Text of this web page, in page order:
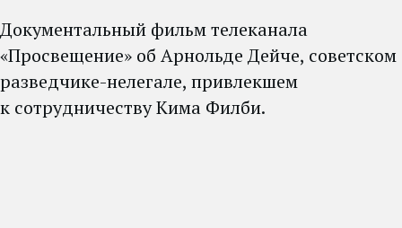
Документальный фильм телеканала
«Просвещение» об Арнольде Дейче, советском
разведчике-нелегале, привлекшем
к сотрудничеству Кима Филби.